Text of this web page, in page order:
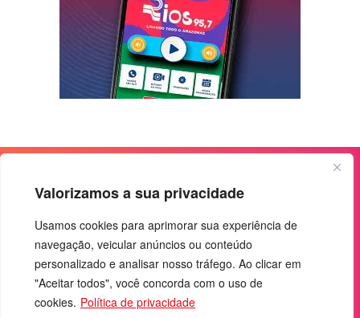
Valorizamos a sua privacidade
Usamos cookies para aprimorar sua experiência de
navegação, veicular anúncios ou conteúdo
personalizado e analisar nosso tráfego. Ao clicar em
"Aceitar todos", você concorda com o uso de
cookies. Política de privacidade